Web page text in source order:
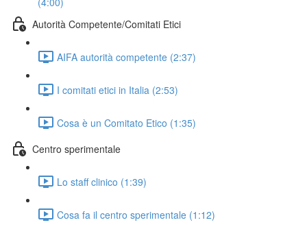
Autorità Competente/Comitati Etici
AIFA autorità competente (2:37)
I comitati etici in Italia (2:53)
Cosa è un Comitato Etico (1:35)
Centro sperimentale
Lo staff clinico (1:39)
Cosa fa il centro sperimentale (1:12)